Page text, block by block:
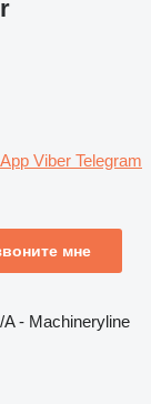
Viber Telegram
мне